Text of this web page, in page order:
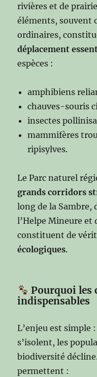
rivières et de
éléments, souvent
ordinaires,
déplacement
espèces :
amphibiens
chauves-souris
insectes
mammifères
ripisylves.
Le Parc naturel
grands corridors
long de la Sambre,
l’Helpe Mineure et
constituent de
écologiques.
Pourquoi les
indispensables
L’enjeu est simple
s’isolent, les
biodiversité
permettent :